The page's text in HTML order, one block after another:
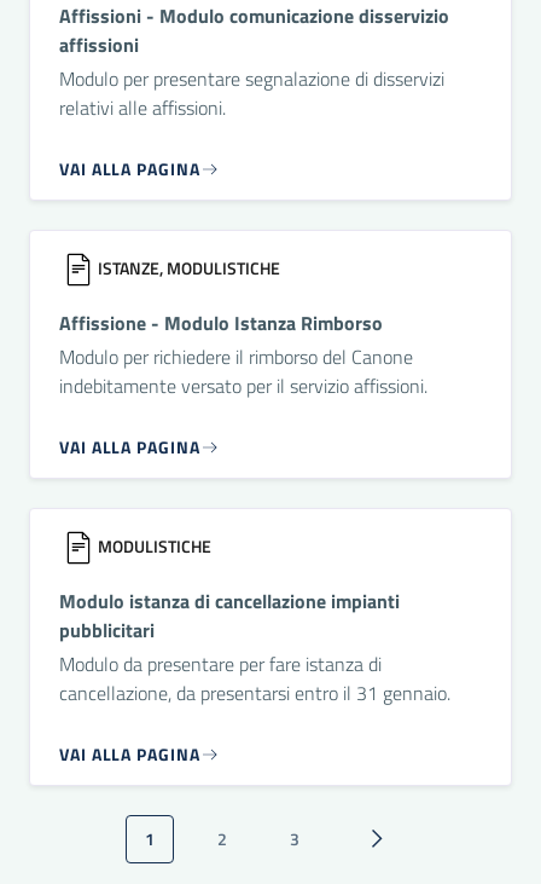
Affissioni - Modulo comunicazione disservizio
affissioni
Modulo per presentare segnalazione di disservizi
relativi alle affissioni.
VAI ALLA PAGINA
ISTANZE, MODULISTICHE
Affissione - Modulo Istanza Rimborso
Modulo per richiedere il rimborso del Canone
indebitamente versato per il servizio affissioni.
VAI ALLA PAGINA
MODULISTICHE
Modulo istanza di cancellazione impianti
pubblicitari
Modulo da presentare per fare istanza di
cancellazione, da presentarsi entro il 31 gennaio.
VAI ALLA PAGINA
Paginazione
Pagina attuale
1 Pagina
2 Pagina
3 Pagina successiva